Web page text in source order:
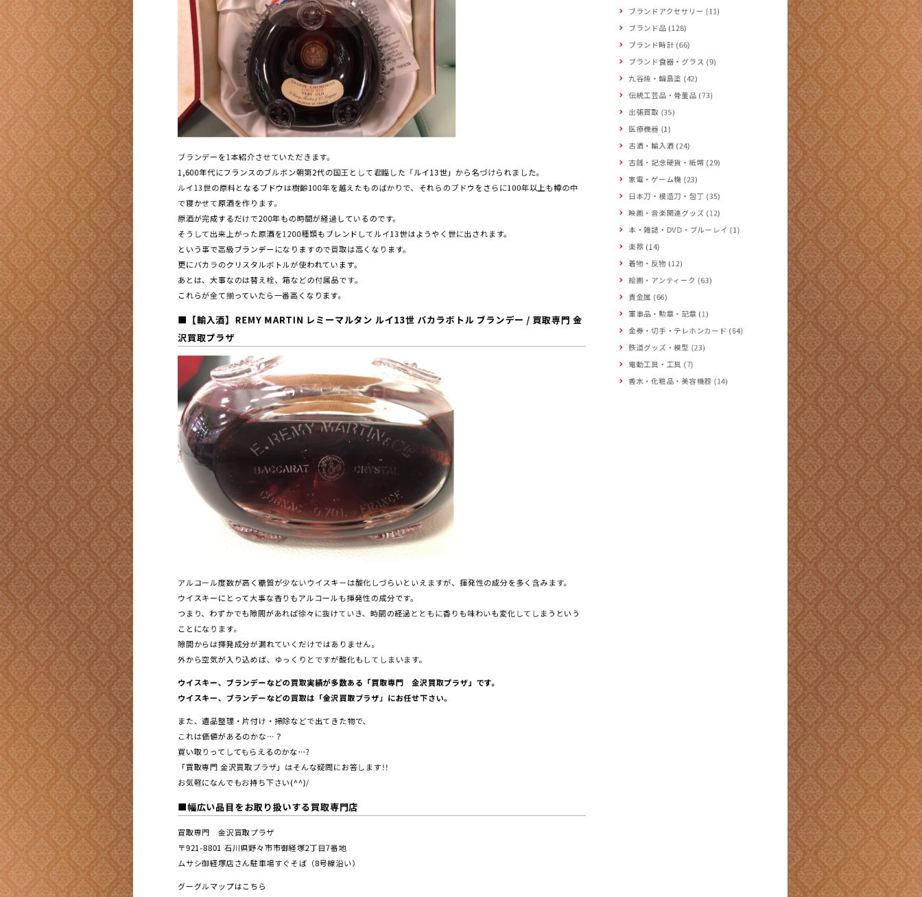
ブランデーを1本紹介させていただきます。
1,600年代にフランスのブルボン朝第2代の国王として君臨した「ルイ13世」から名づけられました。
ルイ13世の原料となるブドウは樹齢100年を越えたものばかりで、それらのブドウをさらに100年以上も樽の中
で寝かせて原酒を作ります。
原酒が完成するだけで200年もの時間が経過しているのです。
そうして出来上がった原酒を1200種類もブレンドしてルイ13世はようやく世に出されます。
という事で高級ブランデーになりますので買取は高くなります。
更にバカラのクリスタルボトルが使われています。
あとは、大事なのは替え栓、箱などの付属品です。
これらが全て揃っていたら一番高くなります。
■ 【輸入酒】REMY MARTIN レミーマルタン ルイ13世 バカラボトル ブランデー / 買取専門 金
沢買取プラザ
アルコール度数が高く糖質が少ないウイスキーは酸化しづらいといえますが、揮発性の成分を多く含みます。
ウイスキーにとって大事な香りもアルコールも揮発性の成分です。
つまり、わずかでも隙間があれば徐々に抜けていき、時間の経過とともに香りも味わいも変化してしまうという
ことになります。
隙間からは揮発成分が漏れていくだけではありません。
外から空気が入り込めば、ゆっくりとですが酸化もしてしまいます。
ウイスキー、ブランデーなどの買取実績が多数ある「買取専門 金沢買取プラザ」です。
ウイスキー、ブランデーなどの買取は「金沢買取プラザ」にお任せ下さい。
また、遺品整理・片付け・掃除などで出てきた物で、
これは価値があるのかな…？
買い取りってしてもらえるのかな…?
「買取専門 金沢買取プラザ」はそんな疑問にお答します!!
お気軽になんでもお持ち下さい(^^)/
■幅広い品目をお取り扱いする買取専門店
買取専門 金沢買取プラザ
〒921-8801 ⽯川県野々市市御経塚2丁⽬7番地
ムサシ御経塚店さん駐車場すぐそば（8号線沿い）
グーグルマップはこちら
ブランドアクセサリー (11)
ブランド品 (128)
ブランド時計 (66)
ブランド食器・グラス (9)
九谷焼・輪島塗 (42)
伝統工芸品・骨董品 (73)
出張買取 (35)
医療機器 (1)
古酒・輸入酒 (24)
古銭・記念硬貨・紙幣 (29)
家電・ゲーム機 (23)
日本刀・模造刀・包丁 (35)
映画・音楽関連グッズ (12)
本・雑誌・DVD・ブルーレイ (1)
楽器 (14)
着物・反物 (12)
絵画・アンティーク (63)
貴金属 (66)
軍事品・勲章・記章 (1)
金券・切手・テレホンカード (64)
鉄道グッズ・模型 (23)
電動工具・工具 (7)
香水・化粧品・美容機器 (14)